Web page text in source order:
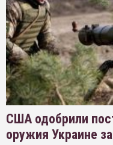
США одобрили
оружия Украине